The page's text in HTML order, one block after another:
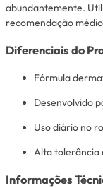
abundantemente.
recomendação
Diferenciais do
Fórmula
Desenvolvido
Uso diário no
Alta tolerância
Informações